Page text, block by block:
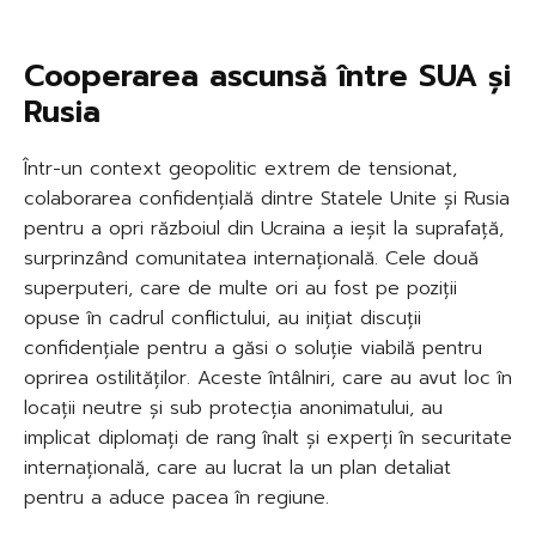
Cooperarea ascunsă între SUA și
Rusia
Într-un context geopolitic extrem de tensionat,
colaborarea confidențială dintre Statele Unite și Rusia
pentru a opri războiul din Ucraina a ieșit la suprafață,
surprinzând comunitatea internațională. Cele două
superputeri, care de multe ori au fost pe poziții
opuse în cadrul conflictului, au inițiat discuții
confidențiale pentru a găsi o soluție viabilă pentru
oprirea ostilităților. Aceste întâlniri, care au avut loc în
locații neutre și sub protecția anonimatului, au
implicat diplomați de rang înalt și experți în securitate
internațională, care au lucrat la un plan detaliat
pentru a aduce pacea în regiune.